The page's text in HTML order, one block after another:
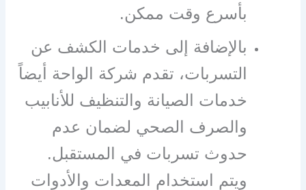
بأسرع وقت ممكن.
بالإضافة إلى خدمات الكشف عن
التسربات، تقدم شركة الواحة أيضاً
خدمات الصيانة والتنظيف للأنابيب
والصرف الصحي لضمان عدم
حدوث تسربات في المستقبل.
ويتم استخدام المعدات والأدوات